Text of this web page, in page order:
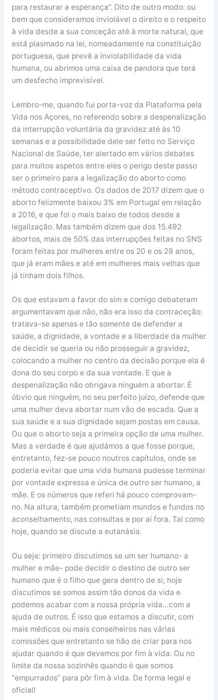
para restaurar a esperança”. Dito de outro modo: ou
bem que consideramos inviolável o direito e o respeito
à vida desde a sua conceção até à morte natural, que
está plasmado na lei, nomeadamente na constituição
portuguesa, que prevê a inviolabilidade da vida
humana, ou abrimos uma caixa de pandora que terá
um desfecho imprevisível.
Lembro-me, quando fui porta-voz da Plataforma pela
Vida nos Açores, no referendo sobre a despenalização
da interrupção voluntária da gravidez até às 10
semanas e a possibilidade dele ser feito no Serviço
Nacional de Saúde, ter alertado em vários debates
para muitos aspetos entre eles o perigo deste passo
ser o primeiro para a legalização do aborto como
método contraceptivo. Os dados de 2017 dizem que o
aborto felizmente baixou 3% em Portugal em relação
a 2016, e que foi o mais baixo de todos desde a
legalização. Mas também dizem que dos 15.492
abortos, mais de 50% das interrupções feitas no SNS
foram feitas por mulheres entre os 20 e os 29 anos,
que já eram mães e até em mulheres mais velhas que
já tinham dois filhos.
Os que estavam a favor do sim e comigo debateram
argumentavam que não, não era isso da contraceção:
tratava-se apenas e tão somente de defender a
saúde, a dignidade, a vontade e a liberdade da mulher
de decidir se queria ou não prosseguir a gravidez,
colocando a mulher no centro da decisão porque ela é
dona do seu corpo e da sua vontade. E que a
despenalização não obrigava ninguém a abortar. É
óbvio que ninguém, no seu perfeito juízo, defende que
uma mulher deva abortar num vão de escada. Que a
sua saúde e a sua dignidade sejam postas em causa.
Ou que o aborto seja a primeira opção de uma mulher.
Mas a verdade é que ajudámos a que fosse porque,
entretanto, fez-se pouco noutros capítulos, onde se
poderia evitar que uma vida humana pudesse terminar
por vontade expressa e única de outro ser humano, a
mãe. E os números que referi há pouco comprovam-
no. Na altura, também prometiam mundos e fundos no
aconselhamento, nas consultas e por aí fora. Tal como
hoje, quando se discute a eutanásia.
Ou seja: primeiro discutimos se um ser humano- a
mulher e mãe- pode decidir o destino de outro ser
humano que é o filho que gera dentro de si; hoje
discutimos se somos assim tão donos da vida e
podemos acabar com a nossa própria vida…com a
ajuda de outros. É isso que estamos a discutir, com
mais médicos ou mais conselheiros nas várias
comissões que entretanto se hão de criar para nos
ajudar quando é que devemos por fim à vida. Ou no
limite da nossa sozinhês quando é que somos
“empurrados” para pôr fim à vida. De forma legal e
oficial!